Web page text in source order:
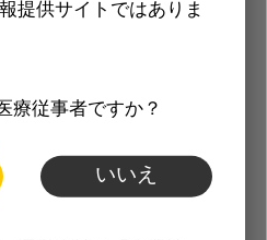
提供サイトではありま
療従事者ですか？
いいえ
ト